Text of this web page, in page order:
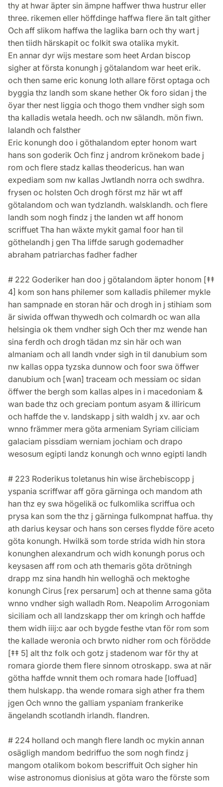
thy at hwar äpter sin ämpne haffwer thwa hustrur eller
three. rikemen eller höffdinge haffwa flere än talt gither
Och aff slikom haffwa the laglika barn och thy wart j
then tiidh härskapit oc folkit swa otalika mykit.
En annar dyr wijs mestare som heet Ardan biscop
sigher at första konungh j götalandom war heet erik.
och then same eric konung loth allare först optaga och
byggia thz landh som skane hether Ok foro sidan j the
öyar ther nest liggia och thogo them vndher sigh som
tha kalladis wetala heedh. och nw sälandh. mön fiwn.
lalandh och falsther
Eric konungh doo i göthalandom epter honom wart
hans son goderik Och finz j androm krönekom bade j
rom och flere stadz kallas theodericus. han wan
expediam som nw kallas Jwtlandh norra och swdhra.
frysen oc holsten Och drogh först mz här wt aff
götalandom och wan tydzlandh. walsklandh. och flere
landh som nogh findz j the landen wt aff honom
scriffuet Tha han wäxte mykit gamal foor han til
göthelandh j gen Tha liffde sarugh godemadher
abraham patriarchas fadher fadher
# 222 Goderiker han doo j götalandom äpter honom [‡‡
4] kom son hans philemer som kalladis philemer mykle
han sampnade en storan här och drogh in j stihiam som
är siwida offwan thywedh och colmardh oc wan alla
helsingia ok them vndher sigh Och ther mz wende han
sina ferdh och drogh tädan mz sin här och wan
almaniam och all landh vnder sigh in til danubium som
nw kallas oppa tyzska dunnow och foor swa öffwer
danubium och [wan] traceam och messiam oc sidan
öffwer the bergh som kallas alpes in i macedoniam &
wan bade thz och greciam pontum asyam & illiricum
och haffde the v. landskapp j sith waldh j xv. aar och
wnno främmer mera göta armeniam Syriam ciliciam
galaciam pissdiam werniam jochiam och drapo
wesosum egipti landz konungh och wnno egipti landh
# 223 Roderikus toletanus hin wise ärchebiscopp j
yspania scriffwar aff göra gärninga och mandom ath
han thz ey swa högelikä oc fulkomlika scriffua och
prysa kan som the thz j gärninga fulkompnat haffua. thy
ath darius keysar och hans son cerses flydde före aceto
göta konungh. Hwilkä som torde strida widh hin stora
konunghen alexandrum och widh konungh porus och
keysasen aff rom och ath themaris göta drötningh
drapp mz sina handh hin welloghä och mektoghe
konungh Cirus [rex persarum] och at thenne sama göta
wnno vndher sigh walladh Rom. Neapolim Arrogoniam
siciliam och all landzskapp ther om kringh och haffde
them widh iiij:c aar och bygde festhe vtan för rom som
the kallade weronia och brwto nidher rom och förödde
[‡‡ 5] alt thz folk och gotz j stadenom war för thy at
romara giorde them flere sinnom otroskapp. swa at när
götha haffde wnnit them och romara hade [loffuad]
them hulskapp. tha wende romara sigh ather fra them
jgen Och wnno the galliam yspaniam frankerike
ängelandh scotlandh irlandh. flandren.
# 224 holland och mangh flere landh oc mykin annan
osägligh mandom bedriffuo the som nogh findz j
mangom otalikom bokom bescriffuit Och sigher hin
wise astronomus dionisius at göta waro the förste som